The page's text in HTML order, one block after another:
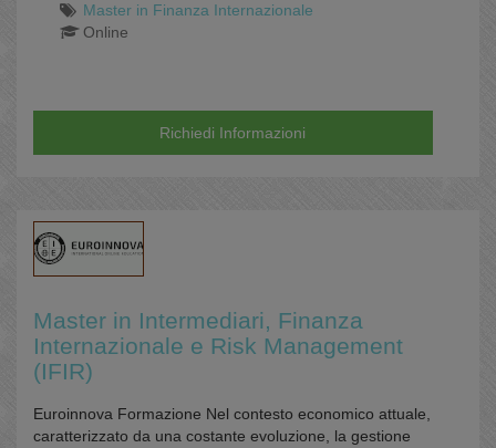
Master in Finanza Internazionale
Online
Richiedi Informazioni
Master in Intermediari, Finanza
Internazionale e Risk Management
(IFIR)
Euroinnova Formazione Nel contesto economico attuale,
caratterizzato da una costante evoluzione, la gestione